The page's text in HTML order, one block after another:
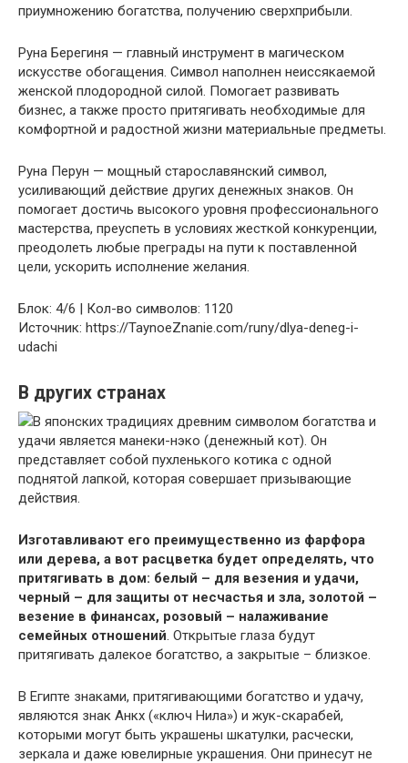
приумножению богатства, получению сверхприбыли.
Руна Берегиня — главный инструмент в магическом
искусстве обогащения. Символ наполнен неиссякаемой
женской плодородной силой. Помогает развивать
бизнес, а также просто притягивать необходимые для
комфортной и радостной жизни материальные предметы.
Руна Перун — мощный старославянский символ,
усиливающий действие других денежных знаков. Он
помогает достичь высокого уровня профессионального
мастерства, преуспеть в условиях жесткой конкуренции,
преодолеть любые преграды на пути к поставленной
цели, ускорить исполнение желания.
Блок: 4/6 | Кол-во символов: 1120
Источник: https://TaynoeZnanie.com/runy/dlya-deneg-i-
udachi
В других странах
В японских традициях древним символом богатства и
удачи является манеки-нэко (денежный кот). Он
представляет собой пухленького котика с одной
поднятой лапкой, которая совершает призывающие
действия.
Изготавливают его преимущественно из фарфора
или дерева, а вот расцветка будет определять, что
притягивать в дом: белый – для везения и удачи,
черный – для защиты от несчастья и зла, золотой –
везение в финансах, розовый – налаживание
семейных отношений. Открытые глаза будут
притягивать далекое богатство, а закрытые – близкое.
В Египте знаками, притягивающими богатство и удачу,
являются знак Анкх («ключ Нила») и жук-скарабей,
которыми могут быть украшены шкатулки, расчески,
зеркала и даже ювелирные украшения. Они принесут не